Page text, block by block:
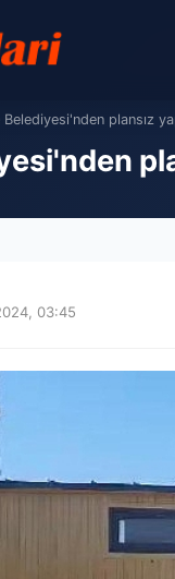
Belediyesi'nden plansız
03:45